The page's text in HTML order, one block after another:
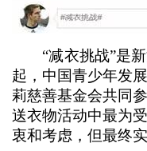
“减衣挑战”是新
起，中国青少年发
莉慈善基金会共同
送衣物活动中最为
衷和考虑，但最终